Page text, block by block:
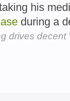
his
during a
drives decent